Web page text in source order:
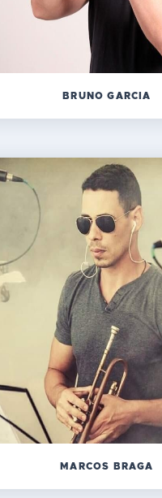
BRUNO GARCIA
MARCOS BRAGA